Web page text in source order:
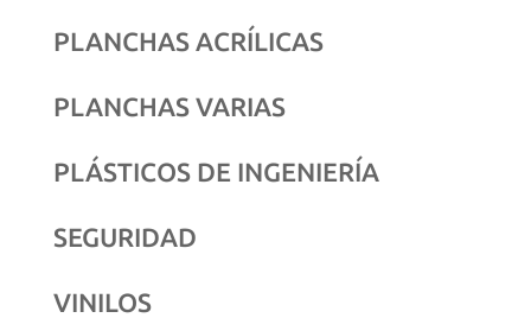
PLANCHAS ACRÍLICAS
PLANCHAS VARIAS
PLÁSTICOS DE INGENIERÍA
SEGURIDAD
VINILOS